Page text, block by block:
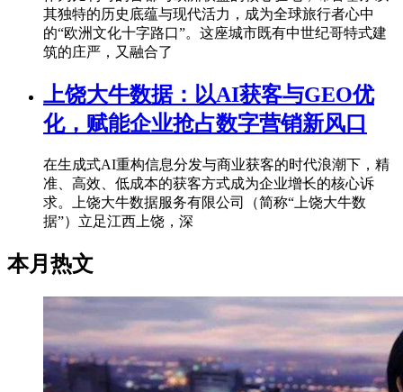
其独特的历史底蕴与现代活力，成为全球旅行者心中
的“欧洲文化十字路口”。这座城市既有中世纪哥特式建
筑的庄严，又融合了
上饶大牛数据：以AI获客与GEO优
化，赋能企业抢占数字营销新风口
在生成式AI重构信息分发与商业获客的时代浪潮下，精
准、高效、低成本的获客方式成为企业增长的核心诉
求。上饶大牛数据服务有限公司（简称“上饶大牛数
据”）立足江西上饶，深
本月热文